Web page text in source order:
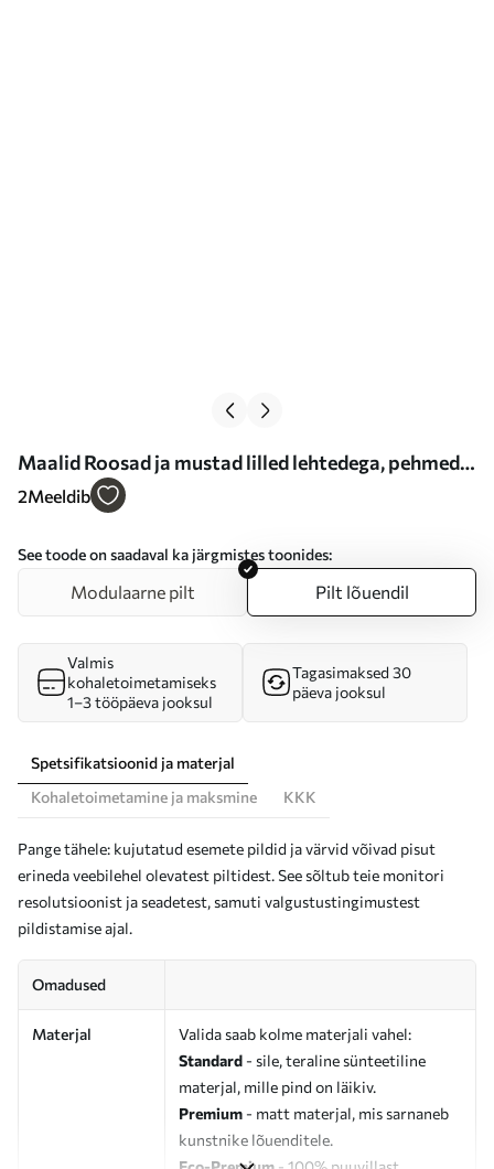
Maalid Roosad ja mustad lilled lehtedega, pehmed
pastelltoonid, abstraktne lillekompositsioon,
2Meeldib
See toode on saadaval ka järgmistes toonides:
Modulaarne pilt Pilt lõuendil
Valmis
kohaletoimetamiseks
1–3 tööpäeva jooksul
Tagasimaksed 30
päeva jooksul
Spetsifikatsioonid ja materjal
Kohaletoimetamine ja maksmine
KKK
Pange tähele: kujutatud esemete pildid ja värvid võivad pisut
erineda veebilehel olevatest piltidest. See sõltub teie monitori
resolutsioonist ja seadetest, samuti valgustustingimustest
pildistamise ajal.
Omadused
Materjal
Valida saab kolme materjali vahel:
Standard - sile, teraline sünteetiline
materjal, mille pind on läikiv.
Premium - matt materjal, mis sarnaneb
kunstnike lõuenditele.